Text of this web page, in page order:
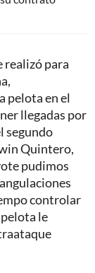
realizó para
pelota en el
llegadas por
segundo
Quintero,
pudimos
controlar
le